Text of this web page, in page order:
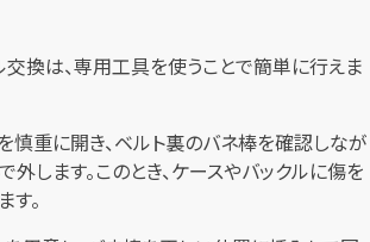
交換は、専用工具を使うことで簡単に行えま
慎重に開き、ベルト裏のバネ棒を確認しなが
します。このとき、ケースやバックルに傷を
。